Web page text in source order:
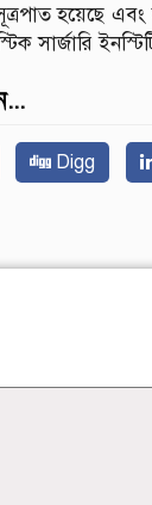
হয়েছে
সার্জারি
Digg